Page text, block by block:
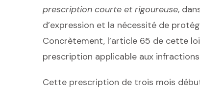
prescription courte et rigoureuse,
d’expression et la nécessité de
Concrètement, l’article 65 de cette
prescription applicable aux
Cette prescription de trois mois